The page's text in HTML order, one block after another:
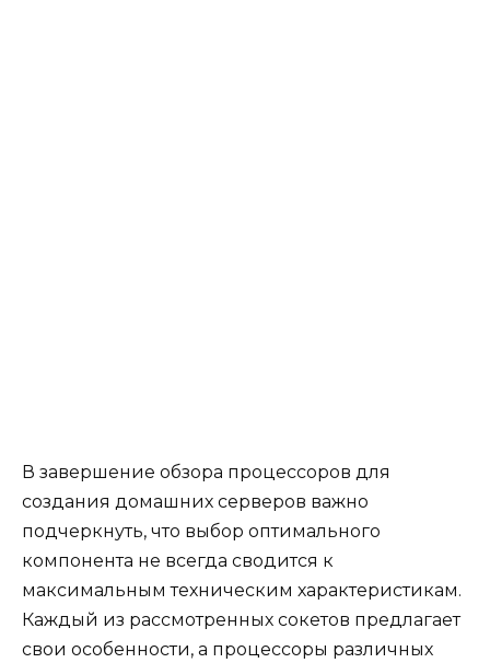
В завершение обзора процессоров для
создания домашних серверов важно
подчеркнуть, что выбор оптимального
компонента не всегда сводится к
максимальным техническим характеристикам.
Каждый из рассмотренных сокетов предлагает
свои особенности, а процессоры различных